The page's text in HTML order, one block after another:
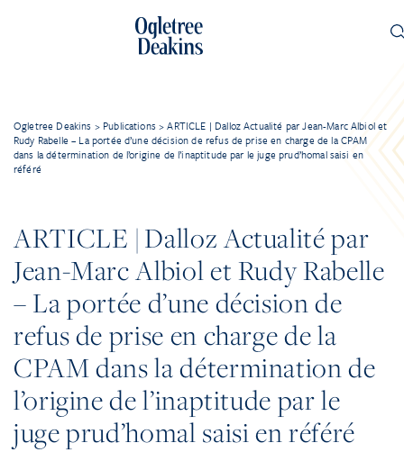
Ogletree Deakins > Publications >ARTICLE | Dalloz Actualité par Jean-Marc Albiol et
Rudy Rabelle – La portée d’une décision de refus de prise en charge de la CPAM
dans la détermination de l’origine de l’inaptitude par le juge prud’homal saisi en
référé
ARTICLE | Dalloz Actualité par
Jean-Marc Albiol et Rudy Rabelle
– La portée d’une décision de
refus de prise en charge de la
CPAM dans la détermination de
l’origine de l’inaptitude par le
juge prud’homal saisi en référé